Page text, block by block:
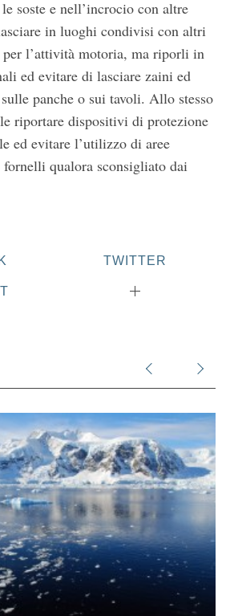
soste e nell’incrocio con altre
in luoghi condivisi con altri
l’attività motoria, ma riporli in
ed evitare di lasciare zaini ed
panche o sui tavoli. Allo stesso
riportare dispositivi di protezione
ed evitare l’utilizzo di aree
fornelli qualora sconsigliato dai
TWITTER